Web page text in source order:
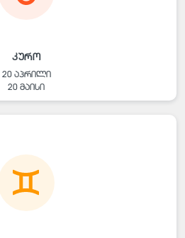
კურო
20 აპრილი
20 მაისი